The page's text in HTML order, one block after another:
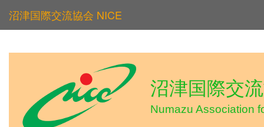
沼津国際交流協会 NICE
沼津国際交
Numazu Association